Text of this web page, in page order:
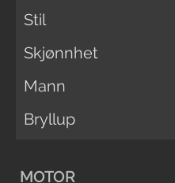
Stil
Skjønnhet
Mann
Bryllup
MOTOR